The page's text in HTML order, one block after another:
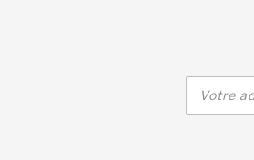
Adresse